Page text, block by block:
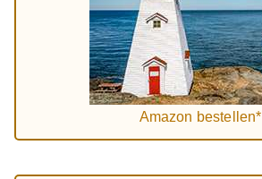
Amazon bestellen*